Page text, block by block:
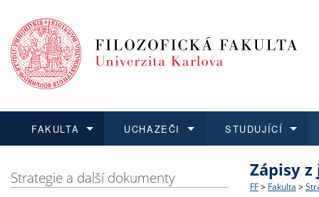
FAKULTA
Struktura
UCHAZEČI
Co
STUDUJÍCÍ
O vědě a
Aktuální
Strategie a další dokumenty Zápisy
FF > Fakulta >